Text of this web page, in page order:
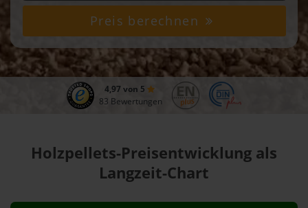
Preis berechnen
4,97 von 5
83 Bewertungen
Holzpellets-Preisentwicklung als
Langzeit-Chart